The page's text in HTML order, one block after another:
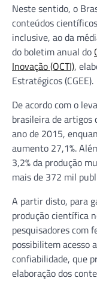
Neste sentido, o
conteúdos
inclusive, ao da
do boletim anual do
Inovação (OCTI),
Estratégicos (CGEE).
De acordo com o
brasileira de artigos
ano de 2015,
aumento 27,1%.
3,2% da produção
mais de 372 mil
A partir disto, para
produção científica
pesquisadores com
possibilitem acesso
confiabilidade, que
elaboração dos